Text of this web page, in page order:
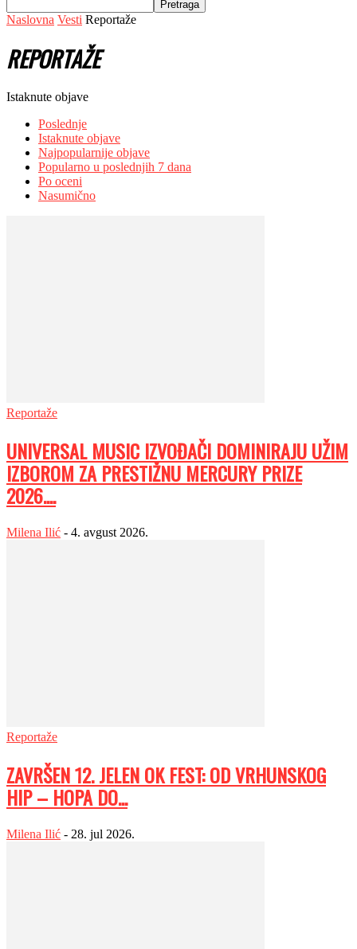
Naslovna Vesti Reportaže
REPORTAŽE
Istaknute objave
Poslednje
Istaknute objave
Najpopularnije objave
Popularno u poslednjih 7 dana
Po oceni
Nasumično
Reportaže
UNIVERSAL MUSIC IZVOĐAČI DOMINIRAJU UŽIM
IZBOROM ZA PRESTIŽNU MERCURY PRIZE
2026....
Milena Ilić - 4. avgust 2026.
Reportaže
ZAVRŠEN 12. JELEN OK FEST: OD VRHUNSKOG
HIP – HOPA DO...
Milena Ilić - 28. jul 2026.